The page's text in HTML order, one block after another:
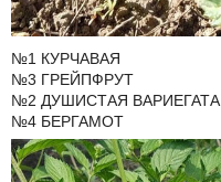
№1 КУРЧАВАЯ
№3 ГРЕЙПФРУТ
№2 ДУШИСТАЯ ВАРИЕГАТА
№4 БЕРГАМОТ